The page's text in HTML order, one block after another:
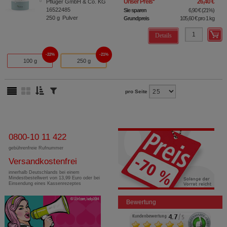
Pflüger GmbH & Co. KG
16522485
250 g Pulver
Unser Preis* 26,40 €
Sie sparen 6,90 €(21%)
Grundpreis
105,60 €pro 1 kg
Details
100 g
22%
250 g
21%
pro Seite
0800-10 11 422
gebührenfreie Rufnummer
Versandkostenfrei
innerhalb Deutschlands bei einem
Mindestbestellwert von 13,99 Euro oder bei
Einsendung eines Kassenrezeptes
Bewertung